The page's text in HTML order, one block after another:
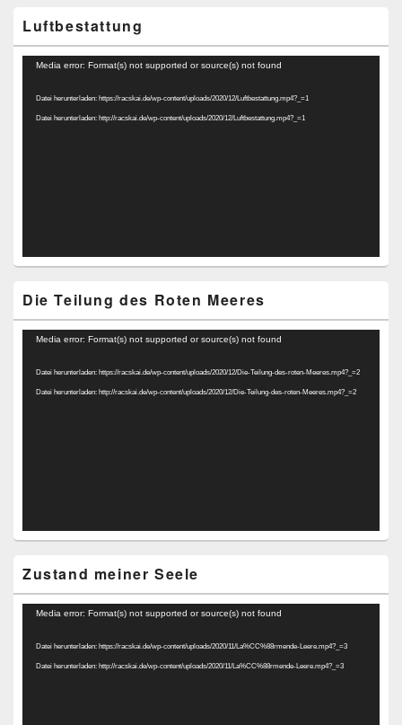
Luftbestattung
Video-
Media error: Format(s) not supported or source(s) not found
Datei herunterladen: https://racskai.de/wp-content/uploads/2020/12/Luftbestattung.mp4?_=1
Datei herunterladen: http://racskai.de/wp-content/uploads/2020/12/Luftbestattung.mp4?_=1
Die Teilung des Roten Meeres
Video-
Media error: Format(s) not supported or source(s) not found
Datei herunterladen: https://racskai.de/wp-content/uploads/2020/12/Die-Teilung-des-roten-Meeres.mp4?_=2
Datei herunterladen: http://racskai.de/wp-content/uploads/2020/12/Die-Teilung-des-roten-Meeres.mp4?_=2
Zustand meiner Seele
Video-
Media error: Format(s) not supported or source(s) not found
Datei herunterladen: https://racskai.de/wp-content/uploads/2020/11/La%CC%88rmende-Leere.mp4?_=3
Datei herunterladen: http://racskai.de/wp-content/uploads/2020/11/La%CC%88rmende-Leere.mp4?_=3